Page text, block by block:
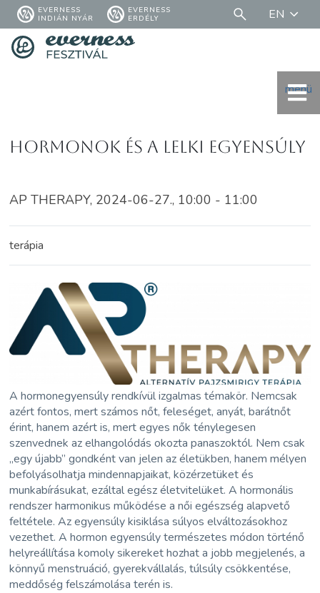
EVERNESS
INDIÁN NYÁR
EVERNESS
ERDÉLY
EN
menü
Hormonok és a lelki egyensúly
AP THERAPY, 2024-06-27., 10:00 - 11:00
terápia
A hormonegyensúly rendkívül izgalmas témakör. Nemcsak
azért fontos, mert számos nőt, feleséget, anyát, barátnőt
érint, hanem azért is, mert egyes nők ténylegesen
szenvednek az elhangolódás okozta panaszoktól. Nem csak
„egy újabb” gondként van jelen az életükben, hanem mélyen
befolyásolhatja mindennapjaikat, közérzetüket és
munkabírásukat, ezáltal egész életvitelüket. A hormonális
rendszer harmonikus működése a női egészség alapvető
feltétele. Az egyensúly kisiklása súlyos elváltozásokhoz
vezethet. A hormon egyensúly természetes módon történő
helyreállítása komoly sikereket hozhat a jobb megjelenés, a
könnyű menstruáció, gyerekvállalás, túlsúly csökkentése,
meddőség felszámolása terén is.